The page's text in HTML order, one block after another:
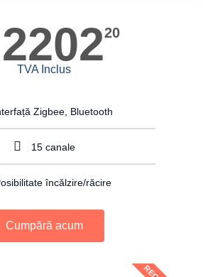
220220
TVA Inclus
Zigbee, Bluetooth
15 canale
încălzire/răcire
Cumpără acum